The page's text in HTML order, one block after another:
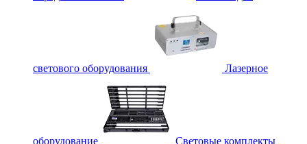
светового оборудования Лазерное
оборудование Световые комплекты